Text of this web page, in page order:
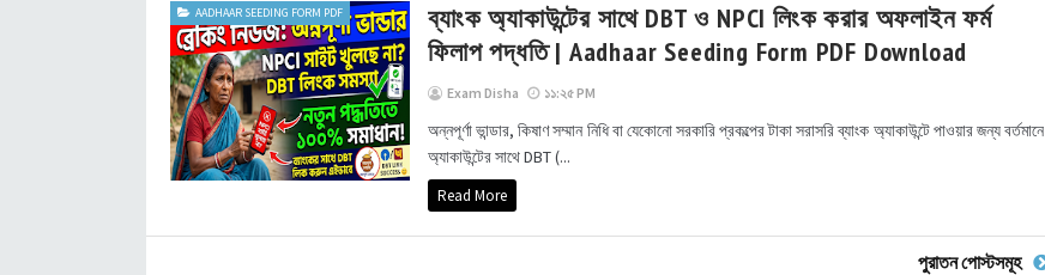
AADHAAR SEEDING FORM PDF
ব্যাংক অ্যাকাউন্টের সাথে DBT ও NPCI লিংক করার অফলাইন ফর্ম
ফিলাপ পদ্ধতি | Aadhaar Seeding Form PDF Download
Exam Disha ১১:২৫ PM
অন্নপূর্ণা ভান্ডার, কিষাণ সম্মান নিধি বা যেকোনো সরকারি প্রকল্পের টাকা সরাসরি ব্যাংক অ্যাকাউন্টে পাওয়ার জন্য বর্তমানে
অ্যাকাউন্টের সাথে DBT (...
Read More
পুরাতন পোস্টসমূহ